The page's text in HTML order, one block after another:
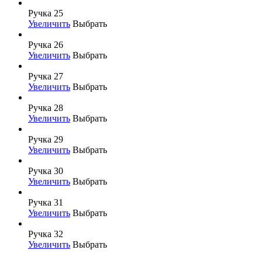
Ручка 25
Увеличить Выбрать
Ручка 26
Увеличить Выбрать
Ручка 27
Увеличить Выбрать
Ручка 28
Увеличить Выбрать
Ручка 29
Увеличить Выбрать
Ручка 30
Увеличить Выбрать
Ручка 31
Увеличить Выбрать
Ручка 32
Увеличить Выбрать